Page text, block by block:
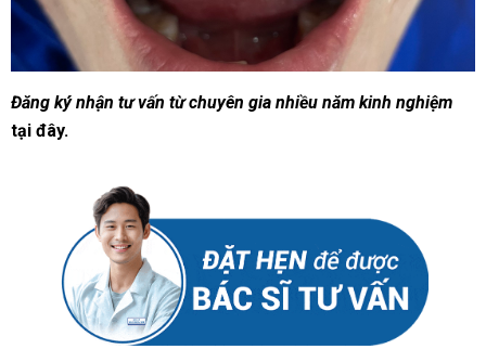
Đăng ký nhận tư vấn từ chuyên gia nhiều năm kinh nghiệm
tại đây.